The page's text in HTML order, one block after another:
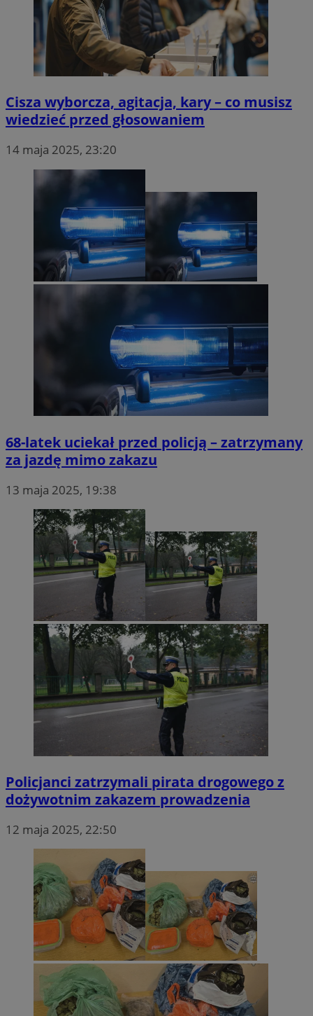
Cisza wyborcza, agitacja, kary – co musisz
wiedzieć przed głosowaniem
14 maja 2025, 23:20
68-latek uciekał przed policją – zatrzymany
za jazdę mimo zakazu
13 maja 2025, 19:38
Policjanci zatrzymali pirata drogowego z
dożywotnim zakazem prowadzenia
12 maja 2025, 22:50